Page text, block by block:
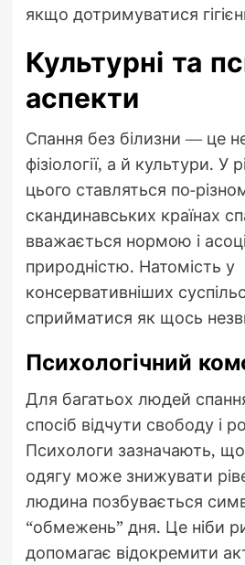
якщо дотримуватися
Культурні та
аспекти
Спання без білизни — це
фізіології, а й культури. У
цього ставляться по-
скандинавських країнах
вважається нормою і
природністю. Натомість у
консервативніших
сприйматися як щось
Психологічний
Для багатьох людей
спосіб відчути свободу і
Психологи зазначають, що
одягу може знижувати
людина позбувається
“обмежень” дня. Це ніби
допомагає відокремити